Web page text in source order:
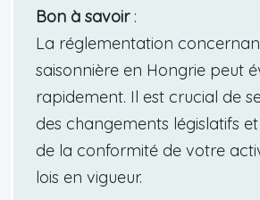
Bon à savoir:
La réglementation
saisonnière en Hongrie peut
rapidement. Il est crucial de
des changements législatifs
de la conformité de votre
lois en vigueur.